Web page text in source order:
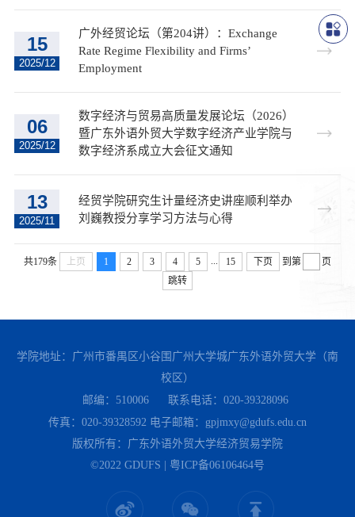
15
2025/12
广外经贸论坛（第204讲）：Exchange
Rate Regime Flexibility and Firms’
Employment
06
2025/12
数字经济与贸易高质量发展论坛（2026）
暨广东外语外贸大学数字经济产业学院与
数字经济系成立大会征文通知
13
2025/11
经贸学院研究生计量经济史讲座顺利举办
刘巍教授分享学习方法与心得
共179条 上页 1 2 3 4 5 15 下页 到第
页
跳转
学院地址：广州市番禺区小谷围广州大学城广东外语外贸大学（南
校区）
邮编：510006
联系电话：020-39328096
传真：020-39328592 电子邮箱：gpjmxy@gdufs.edu.cn
版权所有：广东外语外贸大学经济贸易学院
©2022 GDUFS | 粤ICP备06106464号